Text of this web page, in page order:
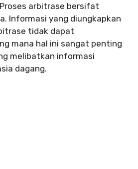
Proses arbitrase bersifat
Informasi yang diungkapkan
tidak dapat
mana hal ini sangat penting
melibatkan informasi
dagang.